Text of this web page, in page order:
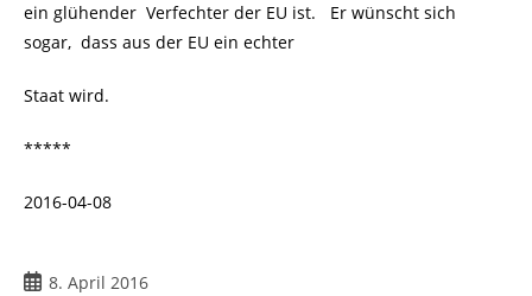
ein glühender Verfechter der EU ist. Er wünscht sich
sogar, dass aus der EU ein echter
Staat wird.
*****
2016-04-08
Beitrag8. April 2016